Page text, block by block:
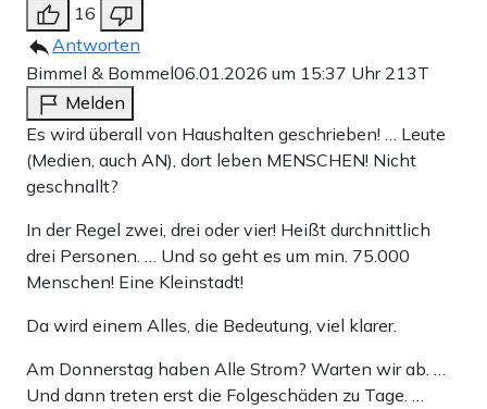
16
Antworten
Bimmel & Bommel06.01.2026 um 15:37 Uhr 213T
Melden
Es wird überall von Haushalten geschrieben! … Leute
(Medien, auch AN), dort leben MENSCHEN! Nicht
geschnallt?
In der Regel zwei, drei oder vier! Heißt durchnittlich
drei Personen. … Und so geht es um min. 75.000
Menschen! Eine Kleinstadt!
Da wird einem Alles, die Bedeutung, viel klarer.
Am Donnerstag haben Alle Strom? Warten wir ab. …
Und dann treten erst die Folgeschäden zu Tage. …